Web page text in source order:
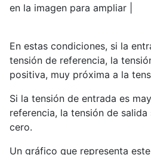
en la imagen para ampliar |
En estas condiciones, si la
tensión de referencia, la
positiva, muy próxima a la
Si la tensión de entrada es
referencia, la tensión de
cero.
Un gráfico que representa